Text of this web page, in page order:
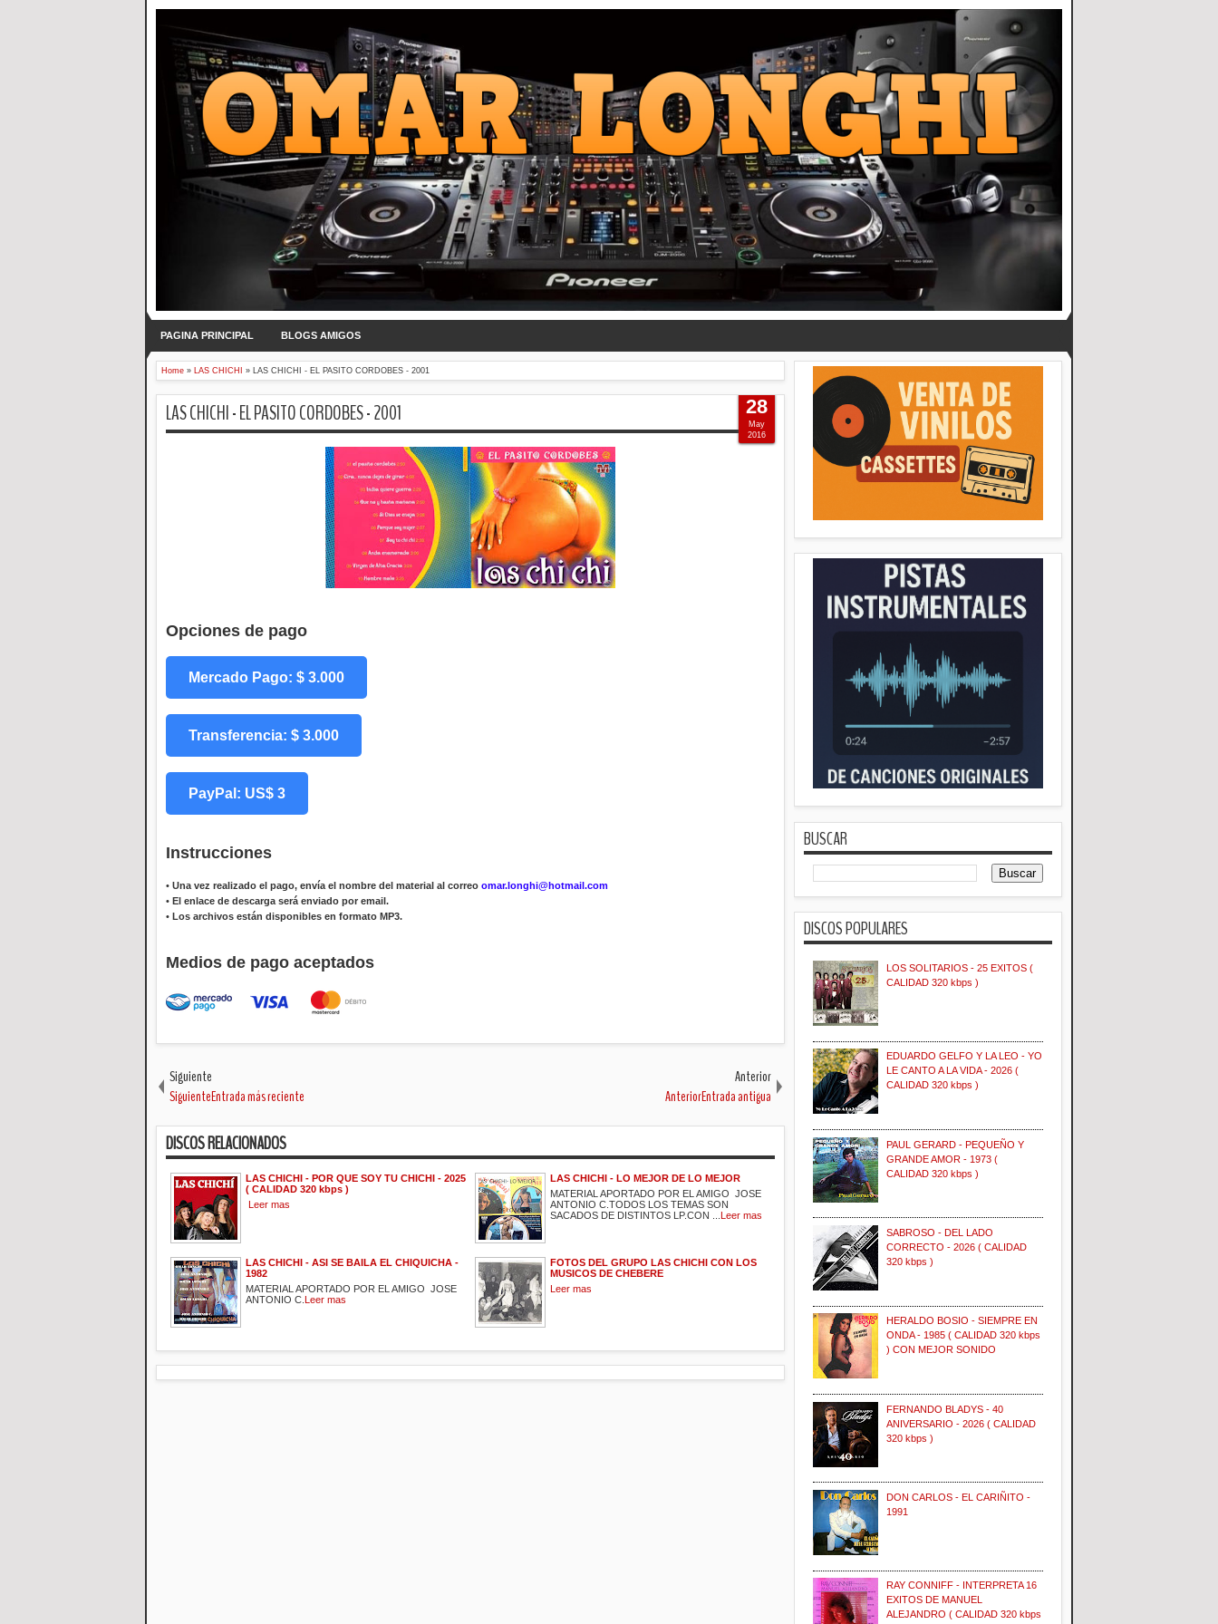
PAGINA PRINCIPAL BLOGS AMIGOS
Home » LAS CHICHI » LAS CHICHI - EL PASITO CORDOBES - 2001
LAS CHICHI - EL PASITO CORDOBES - 2001
Opciones de pago
Mercado Pago: $ 3.000
Transferencia: $ 3.000
PayPal: US$ 3
Instrucciones
• Una vez realizado el pago, envía el nombre del material al correo omar.longhi@hotmail.com
• El enlace de descarga será enviado por email.
• Los archivos están disponibles en formato MP3.
Medios de pago aceptados
28
May
2016
Siguiente
SiguienteEntrada más reciente
Anterior
AnteriorEntrada antigua
DISCOS RELACIONADOS
LAS CHICHI - POR QUE SOY TU CHICHI - 2025
( CALIDAD 320 kbps )
Leer mas
LAS CHICHI - LO MEJOR DE LO MEJOR
MATERIAL APORTADO POR EL AMIGO JOSE
ANTONIO C.TODOS LOS TEMAS SON
SACADOS DE DISTINTOS LP.CON ... Leer mas
LAS CHICHI - ASI SE BAILA EL CHIQUICHA -
1982
MATERIAL APORTADO POR EL AMIGO JOSE
ANTONIO C. Leer mas
FOTOS DEL GRUPO LAS CHICHI CON LOS
MUSICOS DE CHEBERE
Leer mas
BUSCAR
DISCOS POPULARES
LOS SOLITARIOS - 25 EXITOS (
CALIDAD 320 kbps )
EDUARDO GELFO Y LA LEO - YO
LE CANTO A LA VIDA - 2026 (
CALIDAD 320 kbps )
PAUL GERARD - PEQUEÑO Y
GRANDE AMOR - 1973 (
CALIDAD 320 kbps )
SABROSO - DEL LADO
CORRECTO - 2026 ( CALIDAD
320 kbps )
HERALDO BOSIO - SIEMPRE EN
ONDA - 1985 ( CALIDAD 320 kbps
) CON MEJOR SONIDO
FERNANDO BLADYS - 40
ANIVERSARIO - 2026 ( CALIDAD
320 kbps )
DON CARLOS - EL CARIÑITO -
1991
RAY CONNIFF - INTERPRETA 16
EXITOS DE MANUEL
ALEJANDRO ( CALIDAD 320 kbps